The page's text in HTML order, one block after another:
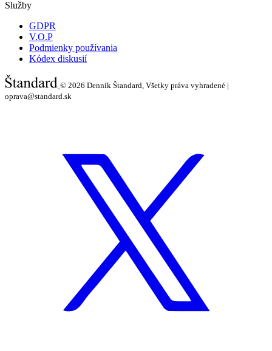
Služby
GDPR
V.O.P
Podmienky používania
Kódex diskusií
© 2026 Denník Štandard, Všetky práva vyhradené |
oprava@standard.sk